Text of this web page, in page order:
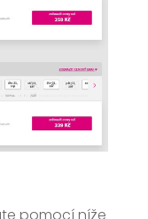
pomocí níže